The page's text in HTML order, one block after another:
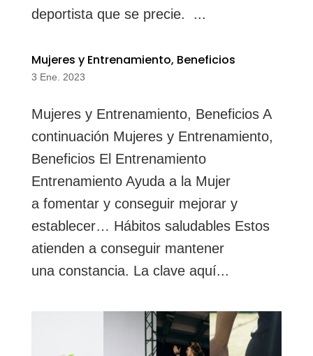
deportista que se precie. ...
Mujeres y Entrenamiento, Beneficios
3 Ene. 2023
Mujeres y Entrenamiento, Beneficios A
continuación Mujeres y Entrenamiento,
Beneficios El Entrenamiento
Entrenamiento Ayuda a la Mujer
a fomentar y conseguir mejorar y
establecer… Hábitos saludables Estos
atienden a conseguir mantener
una constancia. La clave aquí...